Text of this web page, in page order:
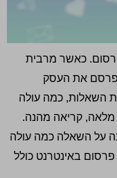
פרסום. כאשר מרבית
את העסק
השאלות, כמה עולה
מלאה, קריאה מהנה.
על השאלה כמה עולה
באינטרנט כולל